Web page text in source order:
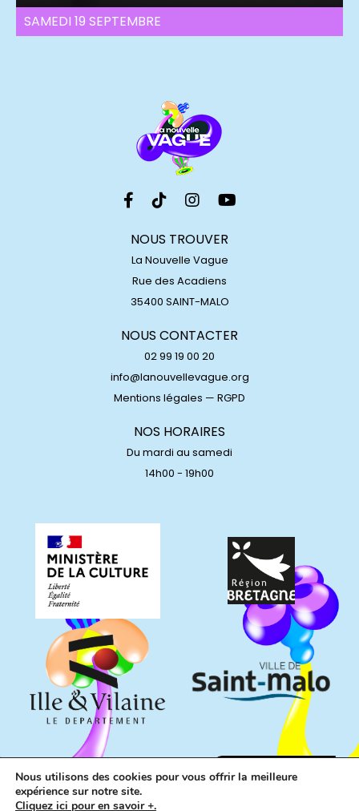
SAMEDI 19 SEPTEMBRE
NOUS TROUVER
La Nouvelle Vague
Rue des Acadiens
35400 SAINT-MALO
NOUS CONTACTER
02 99 19 00 20
info@lanouvellevague.org
Mentions légales — RGPD
NOS HORAIRES
Du mardi au samedi
14h00 - 19h00
Nous utilisons des cookies pour vous offrir la meilleure
expérience sur notre site.
Cliquez ici pour en savoir +.